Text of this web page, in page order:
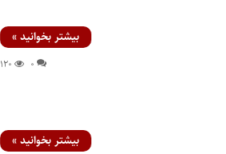
بیشتر بخوانید »
۰ ۱۲۰
بیشتر بخوانید »